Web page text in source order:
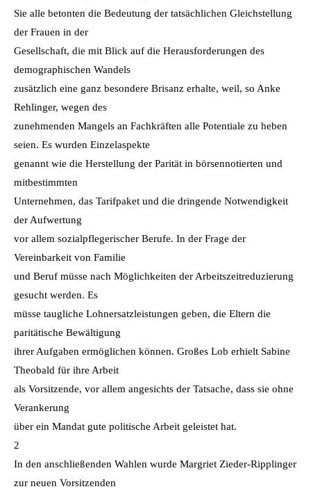
Sie alle betonten die Bedeutung der tatsächlichen Gleichstellung
der Frauen in der
Gesellschaft, die mit Blick auf die Herausforderungen des
demographischen Wandels
zusätzlich eine ganz besondere Brisanz erhalte, weil, so Anke
Rehlinger, wegen des
zunehmenden Mangels an Fachkräften alle Potentiale zu heben
seien. Es wurden Einzelaspekte
genannt wie die Herstellung der Parität in börsennotierten und
mitbestimmten
Unternehmen, das Tarifpaket und die dringende Notwendigkeit
der Aufwertung
vor allem sozialpflegerischer Berufe. In der Frage der
Vereinbarkeit von Familie
und Beruf müsse nach Möglichkeiten der Arbeitszeitreduzierung
gesucht werden. Es
müsse taugliche Lohnersatzleistungen geben, die Eltern die
paritätische Bewältigung
ihrer Aufgaben ermöglichen können. Großes Lob erhielt Sabine
Theobald für ihre Arbeit
als Vorsitzende, vor allem angesichts der Tatsache, dass sie ohne
Verankerung
über ein Mandat gute politische Arbeit geleistet hat.
2
In den anschließenden Wahlen wurde Margriet Zieder-Ripplinger
zur neuen Vorsitzenden